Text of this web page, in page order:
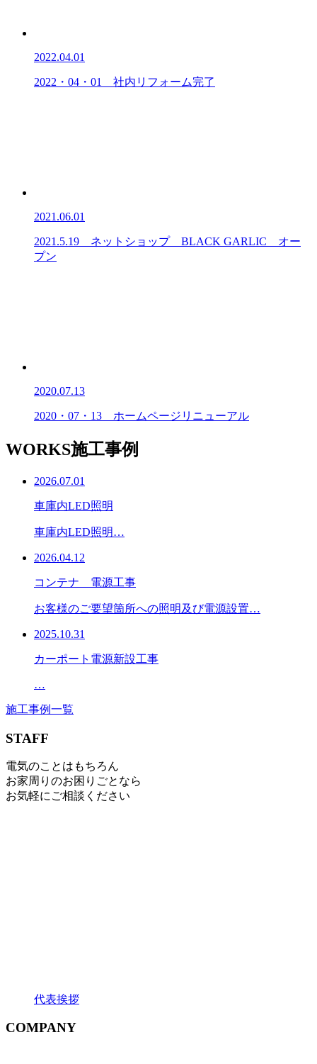
2022.04.01
2022・04・01 社内リフォーム完了
2021.06.01
2021.5.19 ネットショップ BLACK GARLIC オー
プン
2020.07.13
2020・07・13 ホームページリニューアル
WORKS施工事例
2026.07.01
車庫内LED照明
車庫内LED照明…
2026.04.12
コンテナ 電源工事
お客様のご要望箇所への照明及び電源設置…
2025.10.31
カーポート電源新設工事
…
施工事例一覧
STAFF
電気のことはもちろん
お家周りのお困りごとなら
お気軽にご相談ください
代表挨拶
COMPANY